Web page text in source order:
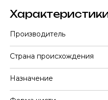
Производитель
Страна происхождения
Назначение